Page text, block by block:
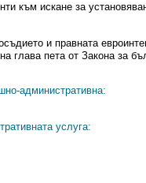
към искане за
и правната
глава пета от Закона за
административна:
услуга: